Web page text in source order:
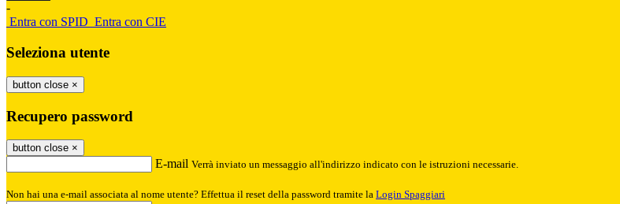
-
Entra con SPID Entra con CIE
Seleziona utente
button close ×
Recupero password
button close ×
E-mail Verrà inviato un messaggio all'indirizzo indicato con le istruzioni necessarie.
Non hai una e-mail associata al nome utente? Effettua il reset della password tramite la Login Spaggiari